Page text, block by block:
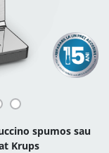
spumos sau
Krups